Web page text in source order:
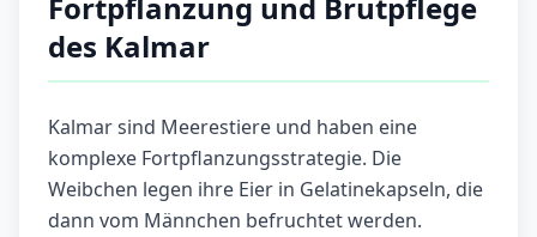
Fortpflanzung und Brutpflege
des Kalmar
Kalmar sind Meerestiere und haben eine
komplexe Fortpflanzungsstrategie. Die
Weibchen legen ihre Eier in Gelatinekapseln, die
dann vom Männchen befruchtet werden.